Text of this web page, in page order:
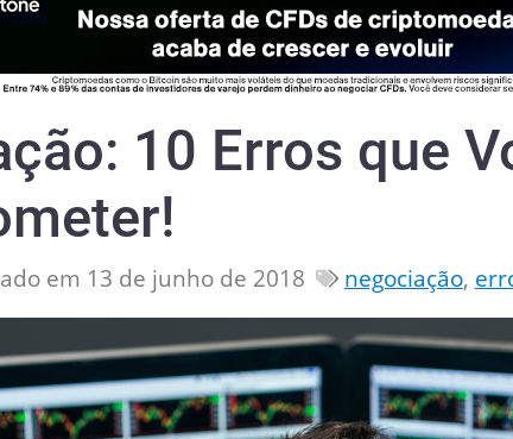
10 Erros que
em 13 de junho de 2018 negociação,